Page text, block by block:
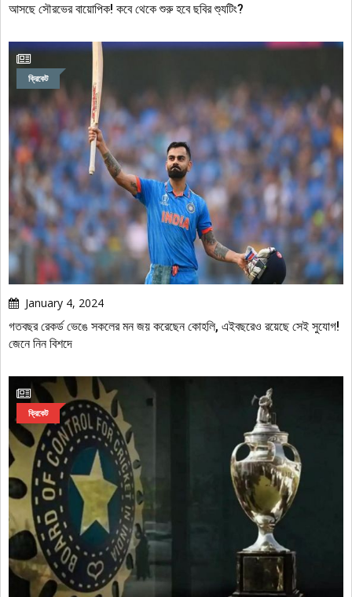
আসছে সৌরভের বায়োপিক! কবে থেকে শুরু হবে ছবির শ্যুটিং?
ক্রিকেট
January 4, 2024
গতবছর রেকর্ড ভেঙে সকলের মন জয় করেছেন কোহলি, এইবছরেও রয়েছে সেই সুযোগ!
জেনে নিন বিশদে
ক্রিকেট